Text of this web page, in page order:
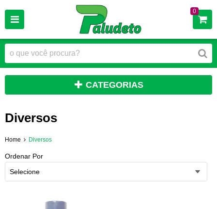
0
CATEGORIAS
Diversos
Home Diversos
Ordenar Por
Selecione